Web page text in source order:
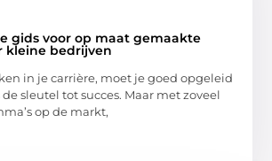
gids voor op maat gemaakte
kleine bedrijven
in je carrière, moet je goed opgeleid
sleutel tot succes. Maar met zoveel
op de markt,